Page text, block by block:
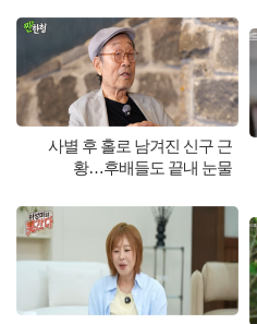
사별 후 홀로 남겨진 신구 근
황…후배들도 끝내 눈물